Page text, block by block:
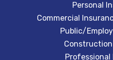
Personal
Commercial
Public/